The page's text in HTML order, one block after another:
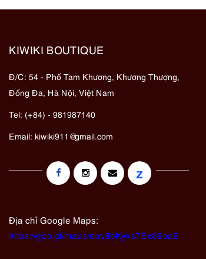
KIWIKI BOUTIQUE
Đ/C: 54 - Phố Tam Khương, Khương Thượng,
Đống Đa, Hà Nội, Việt Nam
Tel: (+84) - 981987140
Email: kiwiki911@gmail.com
z
Địa chỉ Google Maps:
https://goo.gl/maps/eby8bKyks7Bx89oa6